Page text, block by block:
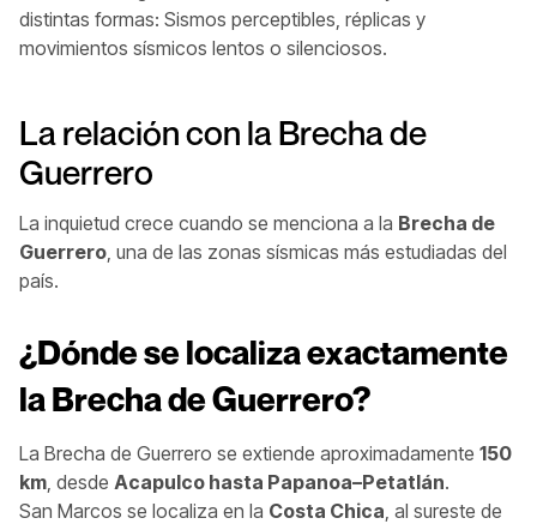
distintas formas: Sismos perceptibles, réplicas y
movimientos sísmicos lentos o silenciosos.
La relación con la Brecha de
Guerrero
La inquietud crece cuando se menciona a la Brecha de
Guerrero , una de las zonas sísmicas más estudiadas del
país.
¿Dónde se localiza exactamente
la Brecha de Guerrero?
La Brecha de Guerrero se extiende aproximadamente 150
km , desde Acapulco hasta Papanoa–Petatlán.
San Marcos se localiza en la Costa Chica , al sureste de